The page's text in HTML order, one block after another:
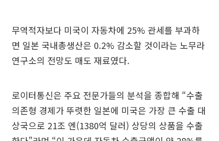
무역적자보다 미국이 자동차에 25% 관세를 부과하
면 일본 국내총생산은 0.2% 감소할 것이라는 노무라
연구소의 전망도 매도 재료였다.
로이터통신은 주요 전문가들의 분석을 종합해 “수출
의존형 경제가 뚜렷한 일본에 미국은 가장 큰 수출 대
상국으로 21조 엔(1380억 달러) 상당의 상품을 수출